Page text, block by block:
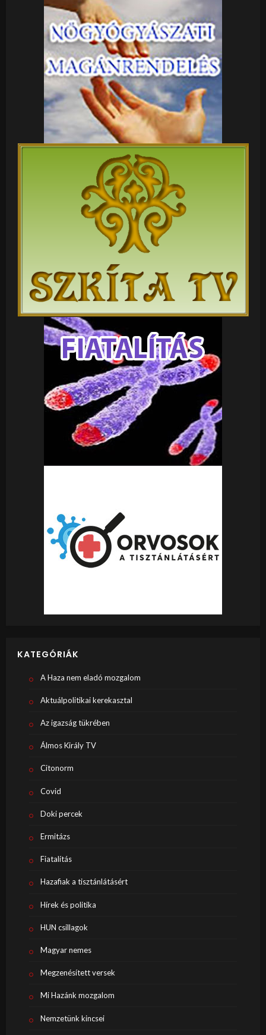
KATEGÓRIÁK
A Haza nem eladó mozgalom
Aktuálpolitikai kerekasztal
Az igazság tükrében
Álmos Király TV
Citonorm
Covid
Doki percek
Ermitázs
Fiatalítás
Hazafiak a tisztánlátásért
Hírek és politika
HUN csillagok
Magyar nemes
Megzenésített versek
Mi Hazánk mozgalom
Nemzetünk kincsei